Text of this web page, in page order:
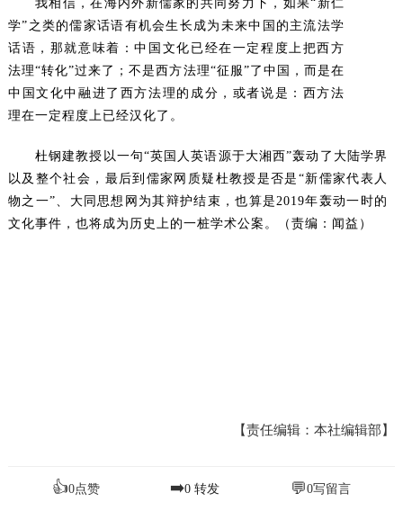
我相信，在海内外新儒家的共同努力下，如果“新仁
学”之类的儒家话语有机会生长成为未来中国的主流法学
话语，那就意味着：中国文化已经在一定程度上把西方
法理“转化”过来了；不是西方法理“征服”了中国，而是在
中国文化中融进了西方法理的成分，或者说是：西方法
理在一定程度上已经汉化了。
杜钢建教授以一句“英国人英语源于大湘西”轰动了大陆学界
以及整个社会，最后到儒家网质疑杜教授是否是“新儒家代表人
物之一”、大同思想网为其辩护结束，也算是2019年轰动一时的
文化事件，也将成为历史上的一桩学术公案。（责编：闻益）
【责任编辑：本社编辑部】
👍0点赞 ➡️0 转发 💬0写留言